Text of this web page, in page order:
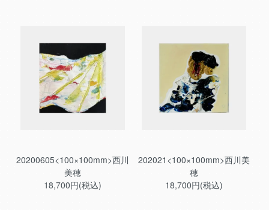
20200605<100×100mm>西川
美穂
18,700円(税込)
202021<100×100mm>西川美
穂
18,700円(税込)